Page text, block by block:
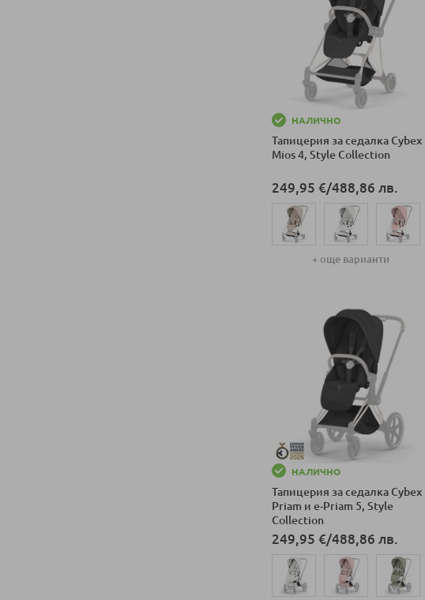
НАЛИЧНО
Тапицерия за седалка Cybex
Mios 4, Style Collection
249,95 €/488,86 лв.
+ още варианти
НАЛИЧНО
Тапицерия за седалка Cybex
Priam и e-Priam 5, Style
Collection
249,95 €/488,86 лв.